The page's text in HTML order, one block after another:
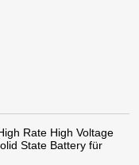
Rate High Voltage
State Battery für